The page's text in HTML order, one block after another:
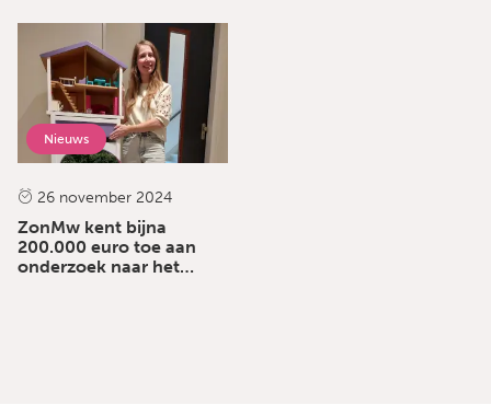
Nieuws
26 november 2024
ZonMw kent bijna
200.000 euro toe aan
onderzoek naar het